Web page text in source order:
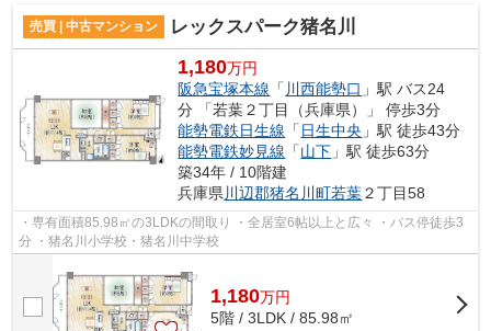
売買 | 中古マンション レックスパーク猪名川
1,180万円
阪急宝塚本線 「 川西能勢口 」駅 バス24
分 「若葉２丁目（兵庫県）」 停歩3分
能勢電鉄日生線 「 日生中央 」駅 徒歩43分
能勢電鉄妙見線 「山下 」駅 徒歩63分
築34年 / 10階建
兵庫県 川辺郡猪名川町若葉２丁目58
・専有面積85.98㎡の3LDKの間取り ・全居室6帖以上と広々 ・バス停徒歩3
分 ・猪名川小学校・猪名川中学校
1,180万円
5階 / 3LDK / 85.98㎡